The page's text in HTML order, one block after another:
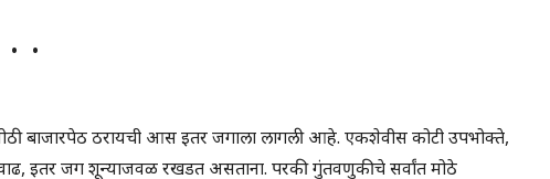
.
मोठी बाजारपेठ ठरायची आस इतर जगाला लागली आहे. एकशेवीस कोटी उपभोक्ते,
इतर जग शून्याजवळ रखडत असताना. परकी गुंतवणुकीचे सर्वांत मोठे